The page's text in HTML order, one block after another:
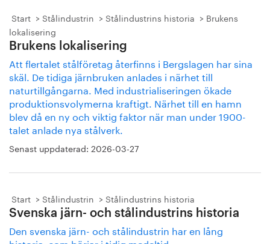
Start Stålindustrin Stålindustrins historia
Brukens
lokalisering
Brukens lokalisering
Att flertalet stålföretag återfinns i Bergslagen har sina
skäl. De tidiga järnbruken anlades i närhet till
naturtillgångarna. Med industrialiseringen ökade
produktionsvolymerna kraftigt. Närhet till en hamn
blev då en ny och viktig faktor när man under 1900-
talet anlade nya stålverk.
Senast uppdaterad: 2026-03-27
Start Stålindustrin Stålindustrins historia
Svenska järn- och stålindustrins historia
Den svenska järn- och stålindustrin har en lång